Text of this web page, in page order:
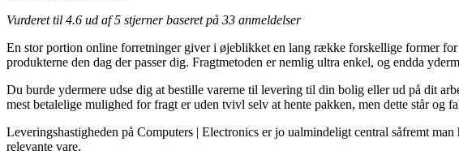
Vurderet til 4.6 ud af 5 stjerner baseret på 33 anmeldelser
En stor portion online forretninger giver i øjeblikket en lang række forskellige former
produkterne den dag der passer dig. Fragtmetoden er nemlig ultra enkel, og endda
Du burde ydermere udse dig at bestille varerne til levering til din bolig eller ud på dit
mest betalelige mulighed for fragt er uden tvivl selv at hente pakken, men dette står og
Leveringshastigheden på Computers | Electronics er jo ualmindeligt central såfremt
relevante vare.